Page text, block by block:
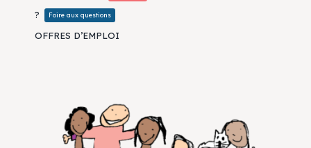
? Foire aux questions
OFFRES D’EMPLOI